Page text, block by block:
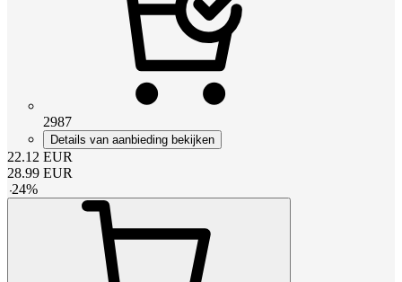
2987
Details van aanbieding bekijken
22.12 EUR
28.99 EUR
-24%